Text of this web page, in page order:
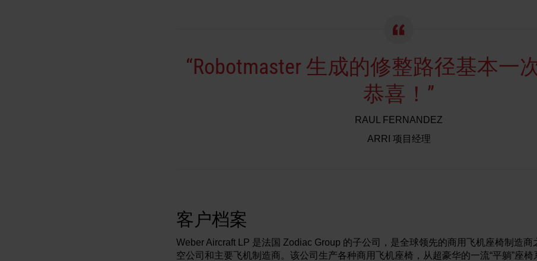
“Robotmaster 生成的修整路径基本一
恭喜！”
RAUL FERNANDEZ
ARRI 项目经理
客户档案
Weber Aircraft LP 是法国 Zodiac Group 的子公司，是全球领先的商用飞机座椅制造商
空公司和主要飞机制造商。该公司生产各种商用飞机座椅，从超豪华的一流“平躺”座